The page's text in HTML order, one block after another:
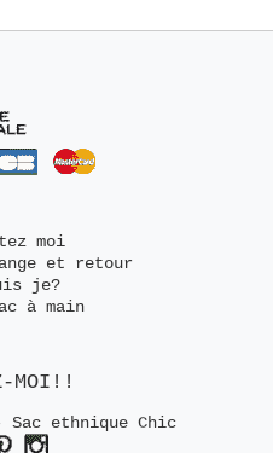
moi
et retour
je?
à main
MOI!!
Sac ethnique Chic